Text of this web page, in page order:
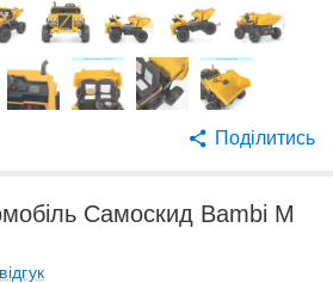
Поділитись
Самоскид Bambi M